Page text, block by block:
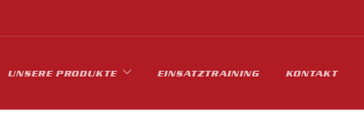
UNSERE PRODUKTE EINSATZTRAINING KONTAKT